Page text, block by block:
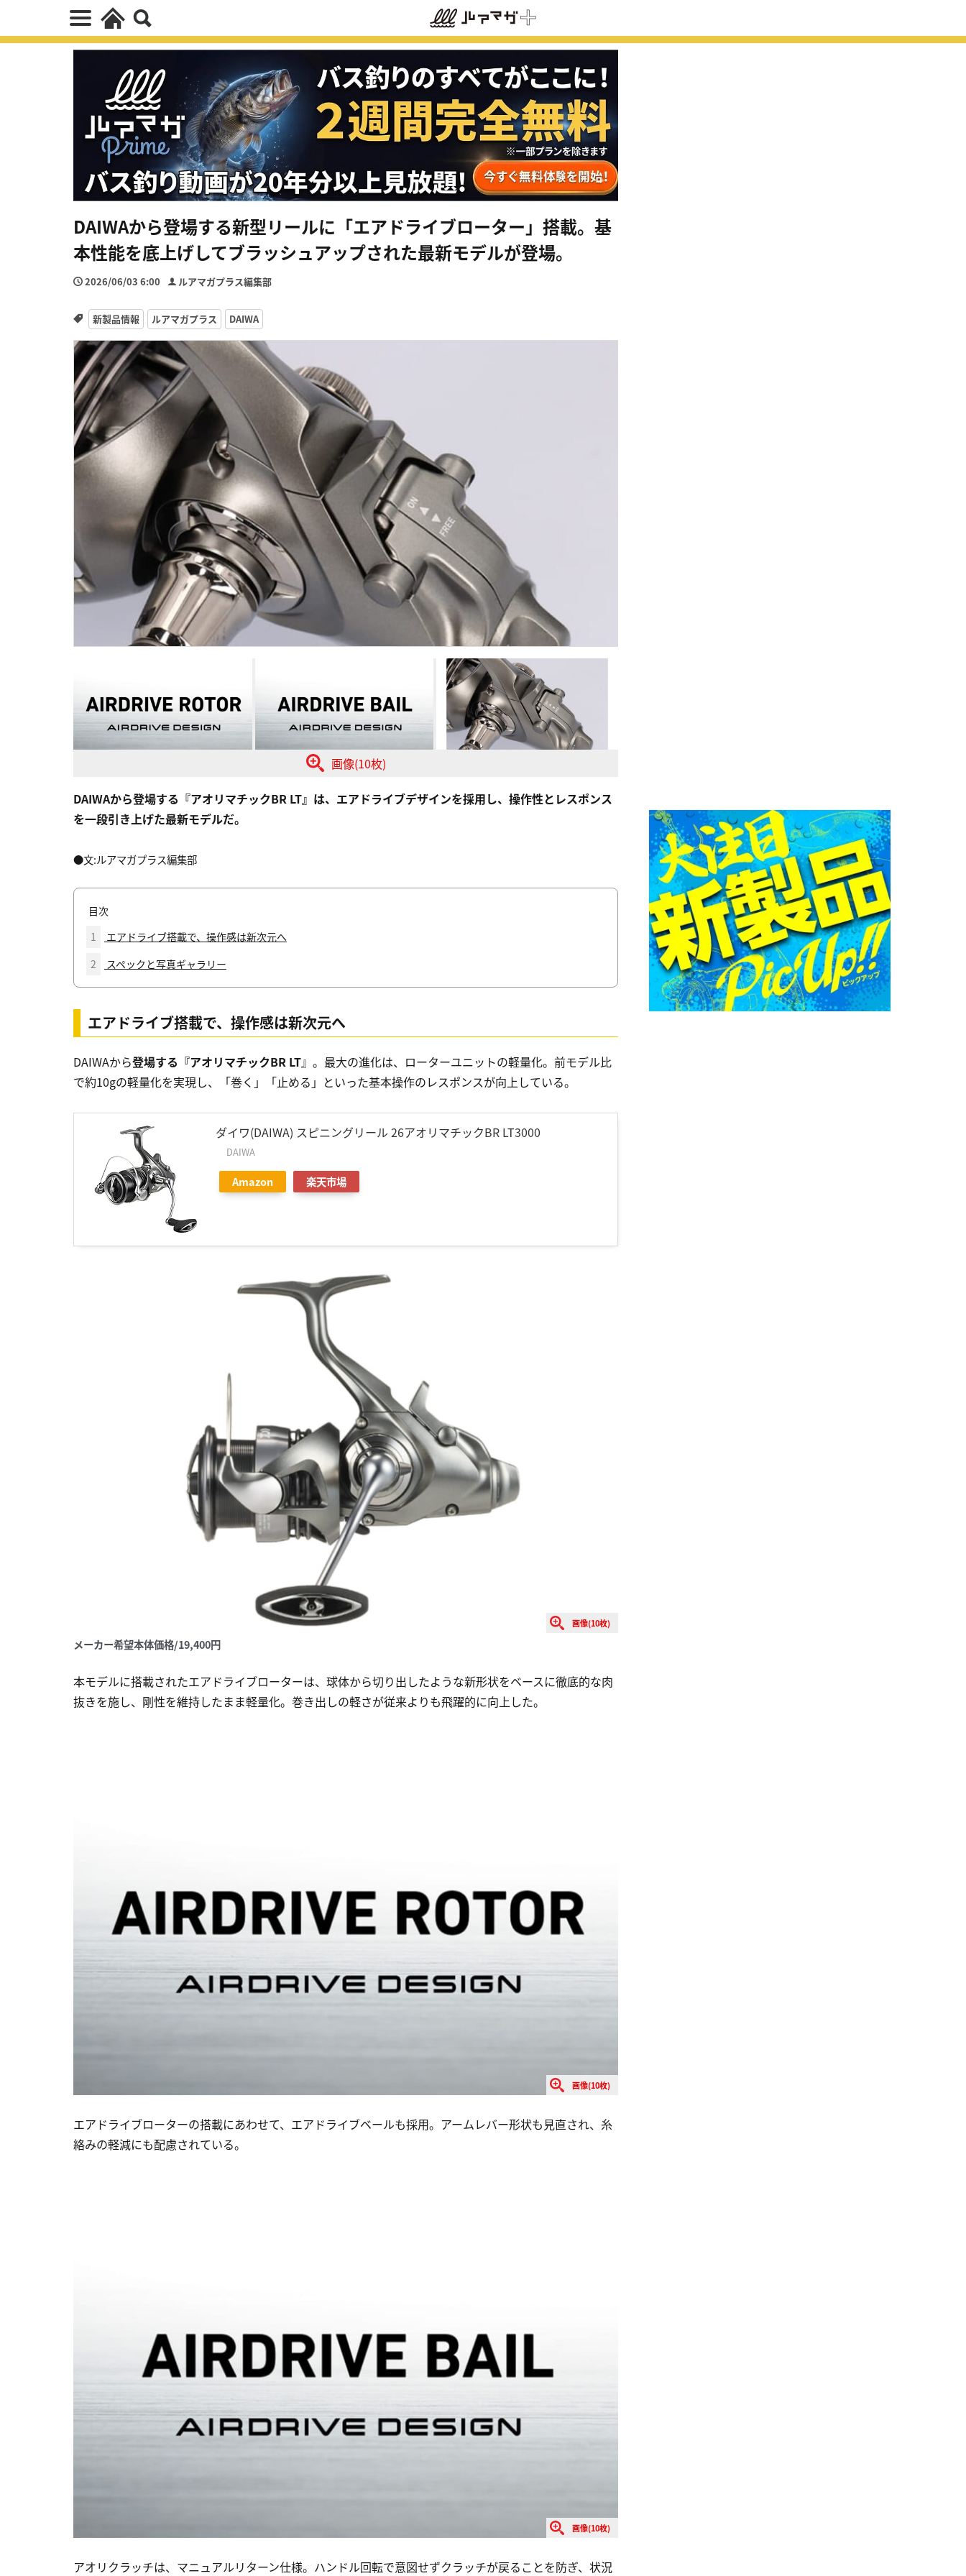
DAIWAから登場する新型リールに「エアドライブローター」搭載。基
本性能を底上げしてブラッシュアップされた最新モデルが登場。
2026/06/03 6:00 ルアマガプラス編集部
新製品情報 ルアマガプラス DAIWA
画像(10枚)
DAIWAから登場する『アオリマチックBR LT』は、エアドライブデザインを採用し、操作性とレスポンス
を一段引き上げた最新モデルだ。
●文:ルアマガプラス編集部
目次
1
エアドライブ搭載で、操作感は新次元へ
2
スペックと写真ギャラリー
エアドライブ搭載で、操作感は新次元へ
DAIWAから登場する『アオリマチックBR LT』。最大の進化は、ローターユニットの軽量化。前モデル比
で約10gの軽量化を実現し、「巻く」「止める」といった基本操作のレスポンスが向上している。
ダイワ(DAIWA) スピニングリール 26アオリマチックBR LT3000
DAIWA
Amazon 楽天市場
画像(10枚)
メーカー希望本体価格/19,400円
本モデルに搭載されたエアドライブローターは、球体から切り出したような新形状をベースに徹底的な肉
抜きを施し、剛性を維持したまま軽量化。巻き出しの軽さが従来よりも飛躍的に向上した。
画像(10枚)
エアドライブローターの搭載にあわせて、エアドライブベールも採用。アームレバー形状も見直され、糸
絡みの軽減にも配慮されている。
画像(10枚)
アオリクラッチは、マニュアルリターン仕様。ハンドル回転で意図せずクラッチが戻ることを防ぎ、状況